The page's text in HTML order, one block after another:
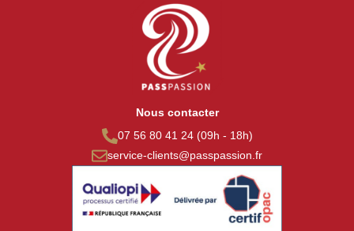
Nous contacter
07 56 80 41 24 (09h - 18h)
service-clients@passpassion.fr